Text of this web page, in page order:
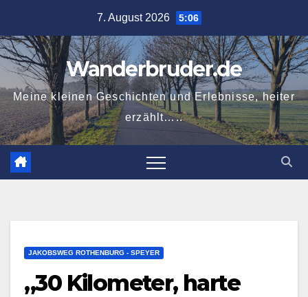
springen
7. August 2026 5:06
Wanderbruder.de
Meine kleinen Geschichten und Erlebnisse, heiter
erzählt…..
JAKOBSWEG ROTHENBURG - SPEYER
„30 Kilometer, harte